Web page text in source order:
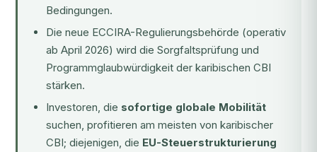
Bedingungen.
Die neue ECCIRA-Regulierungsbehörde (operativ
ab April 2026) wird die Sorgfaltsprüfung und
Programmglaubwürdigkeit der karibischen CBI
stärken.
Investoren, die sofortige globale Mobilität
suchen, profitieren am meisten von karibischer
CBI; diejenigen, die EU-Steuerstrukturierung